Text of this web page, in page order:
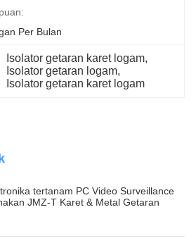
Per Bulan
Isolator getaran karet logam,
Isolator getaran logam,
Isolator getaran karet logam
tertanam PC Video Surveillance
JMZ-T Karet & Metal Getaran